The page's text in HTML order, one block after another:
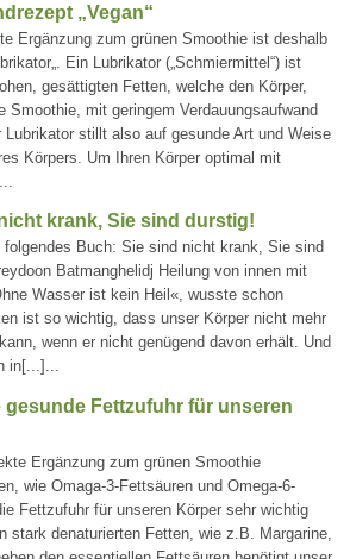
„Vegan“
Ergänzung zum grünen Smoothie ist deshalb
Ein Lubrikator („Schmiermittel“) ist
gesättigten Fetten, welche den Körper,
Smoothie, mit geringem Verdauungsaufwand
stillt also auf gesunde Art und Weise
Körpers. Um Ihren Körper optimal mit
krank, Sie sind durstig!
folgendes Buch: Sie sind nicht krank, Sie sind
Batmanghelidj Heilung von innen mit
Wasser ist kein Heil«, wusste schon
ist so wichtig, dass unser Körper nicht mehr
wenn er nicht genügend davon erhält. Und
in[...]...
gesunde Fettzufuhr für unseren
Ergänzung zum grünen Smoothie
wie Omaga-3-Fettsäuren und Omega-6-
Fettzufuhr für unseren Körper sehr wichtig
stark denaturierten Fetten, wie z.B. Margarine,